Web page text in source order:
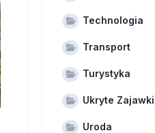
Technologia
Transport
Turystyka
Ukryte Zajawki
Uroda